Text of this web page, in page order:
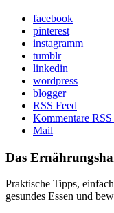
facebook
pinterest
instagramm
tumblr
linkedin
wordpress
blogger
RSS Feed
Kommentare RSS
Mail
Das
Praktische Tipps,
gesundes Essen und